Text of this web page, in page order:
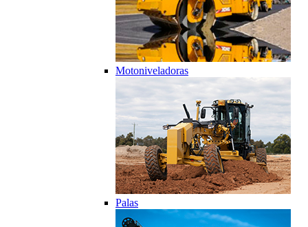
Motoniveladoras
Palas